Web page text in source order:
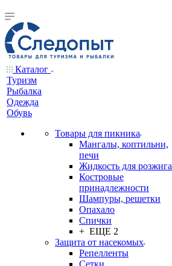
Каталог
Туризм
Рыбалка
Одежда
Обувь
Товары для пикника
Мангалы, коптильни,
печи
Жидкость для розжига
Костровые
принадлежности
Шампуры, решетки
Опахало
Спички
+ ЕЩЕ 2
Защита от насекомых
Репелленты
Сетки